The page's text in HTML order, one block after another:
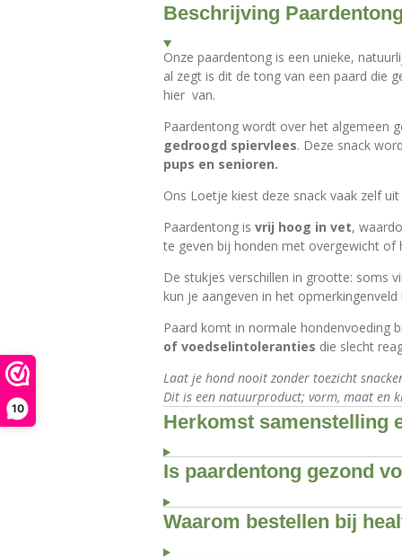
10
Beschrijving Paardentong
Onze paardentong is een unieke,
al zegt is dit de tong van een paard die
hier van.
Paardentong wordt over het algemeen
gedroogd spiervlees. Deze snack
pups en senioren.
Ons Loetje kiest deze snack vaak zelf
Paardentong is vrij hoog in vet,
te geven bij honden met overgewicht of
De stukjes verschillen in grootte: soms
kun je aangeven in het
Paard komt in normale hondenvoeding
of voedselintoleranties die slecht
Laat je hond nooit zonder toezicht
Dit is een natuurproduct; vorm, maat en
Herkomst samenstelling
Is paardentong gezond
Waarom bestellen bij